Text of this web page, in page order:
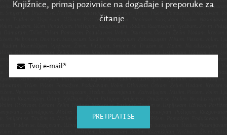
Knjižnice, primaj pozivnice na događaje i preporuke za
čitanje.
PRETPLATI SE